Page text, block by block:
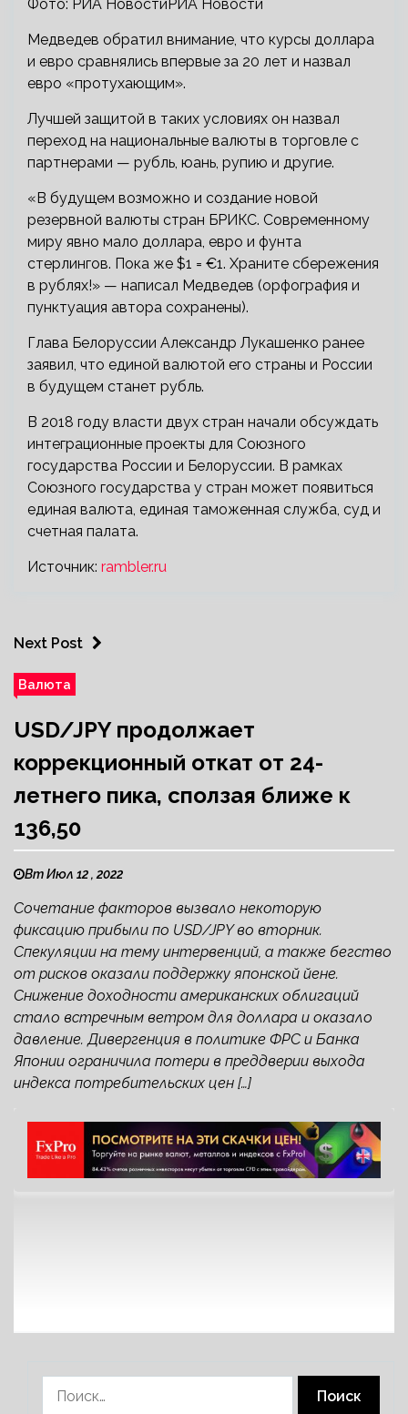
Фото: РИА НовостиРИА Новости
Медведев обратил внимание, что курсы доллара
и евро сравнялись впервые за 20 лет и назвал
евро «протухающим».
Лучшей защитой в таких условиях он назвал
переход на национальные валюты в торговле с
партнерами — рубль, юань, рупию и другие.
«В будущем возможно и создание новой
резервной валюты стран БРИКС. Современному
миру явно мало доллара, евро и фунта
стерлингов. Пока же $1 = €1. Храните сбережения
в рублях!» — написал Медведев (орфография и
пунктуация автора сохранены).
Глава Белоруссии Александр Лукашенко ранее
заявил, что единой валютой его страны и России
в будущем станет рубль.
В 2018 году власти двух стран начали обсуждать
интеграционные проекты для Союзного
государства России и Белоруссии. В рамках
Союзного государства у стран может появиться
единая валюта, единая таможенная служба, суд и
счетная палата.
Источник: rambler.ru
Next Post
Валюта
USD/JPY продолжает
коррекционный откат от 24-
летнего пика, сползая ближе к
136,50
Вт Июл 12 , 2022
Сочетание факторов вызвало некоторую
фиксацию прибыли по USD/JPY во вторник.
Спекуляции на тему интервенций, а также бегство
от рисков оказали поддержку японской йене.
Снижение доходности американских облигаций
стало встречным ветром для доллара и оказало
давление. Дивергенция в политике ФРС и Банка
Японии ограничила потери в преддверии выхода
индекса потребительских цен […]